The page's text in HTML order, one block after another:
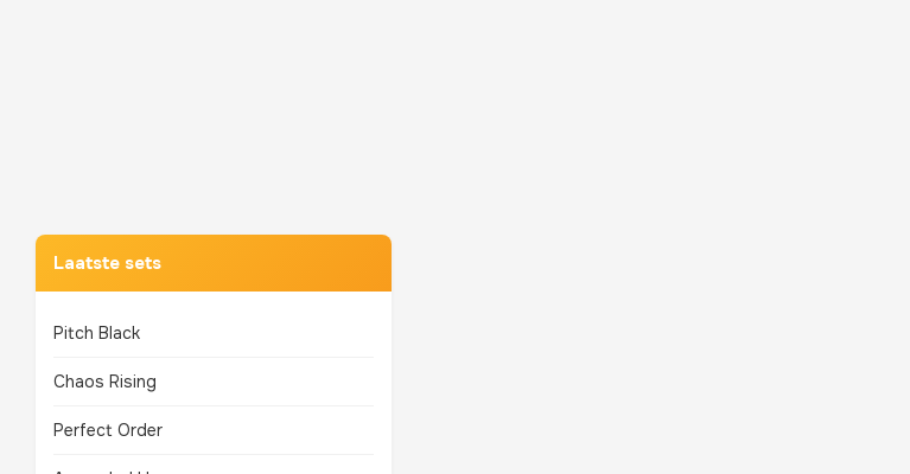
TOP 10 POKEMON
Laatste sets
Pitch Black
Chaos Rising
Perfect Order